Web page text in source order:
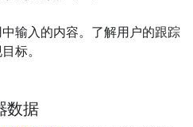
输入的内容。了解用户的跟踪
标。
数据